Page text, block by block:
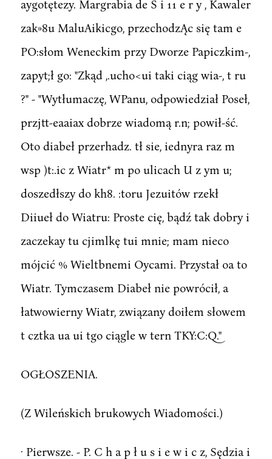
aygotętezy. Margrabia de S i 11 e r y , Kawaler
zak»8u MaluAikicgo, przechodzĄc się tam e
PO:słom Weneckim przy Dworze Papiczkim-,
zapyt;ł go: "Zkąd ,.ucho<ui taki ciąg wia-, t ru
?" - "Wytłumaczę, WPanu, odpowiedział Poseł,
przjtt-eaaiax dobrze wiadomą r.n; powił-ść.
Oto diabeł przerhadz. tł sie, iednyra raz m
wsp )t:.ic z Wiatr* m po ulicach U z ym u;
doszedłszy do kh8. :toru Jezuitów rzekł
Diiueł do Wiatru: Proste cię, bądź tak dobry i
zaczekay tu cjimlkę tui mnie; mam nieco
mójcić % Wieltbnemi Oycami. Przystał oa to
Wiatr. Tymczasem Diabeł nie powrócił, a
łatwowierny Wiatr, związany doiłem słowem
t cztka ua ui tgo ciągle w tern TKY:C:Q."
OGŁOSZENIA.
(Z Wileńskich brukowych Wiadomości.)
· Pierwsze. - P. C h a p ł u s i e w i c z, Sędzia i